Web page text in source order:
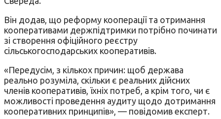
Він додав, що реформу кооперації та отримання
кооперативами держпідтримки потрібно починати
зі створення офіційного реєстру
сільськогосподарських кооперативів.
«Передусім, з кількох причин: щоб держава
реально розуміла, скільки є реальних дійсних
членів кооперативів, їхніх потреб, а крім того, чи є
можливості проведення аудиту щодо дотримання
кооперативних принципів», — повідомив експерт.